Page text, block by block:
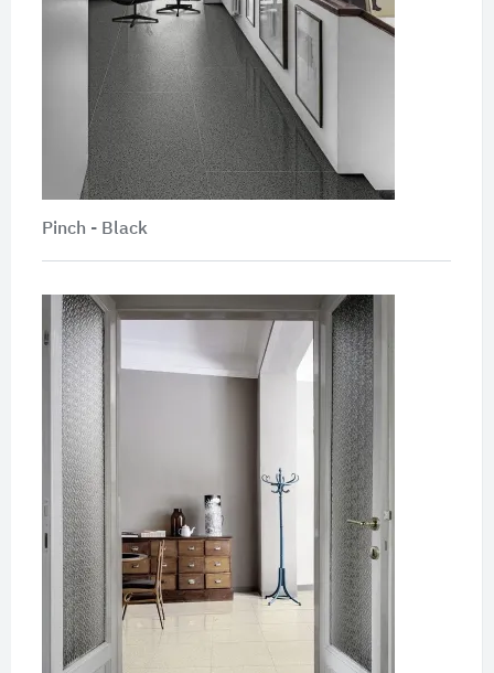
Pinch - Black